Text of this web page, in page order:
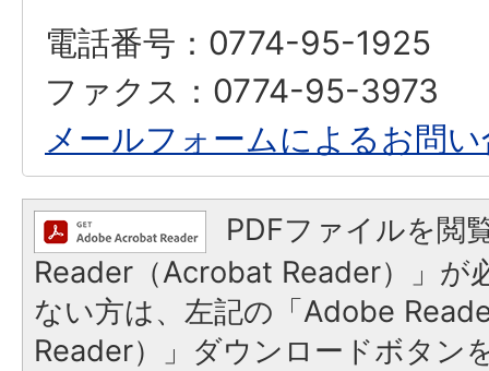
電話番号：0774-95-1925
ファクス：0774-95-3973
メールフォームによるお問
PDFファイルを閲
Reader（Acrobat Reader）」が
ない方は、左記の「Adobe
Reader）」ダウンロードボタン